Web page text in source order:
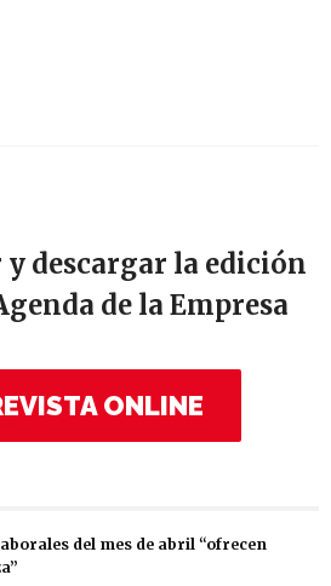
y descargar la edición
de la Empresa
ONLINE
del mes de abril “ofrecen